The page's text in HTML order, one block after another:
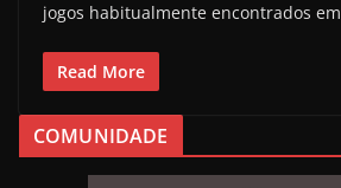
jogos habitualmente encontrados em
Read More
COMUNIDADE